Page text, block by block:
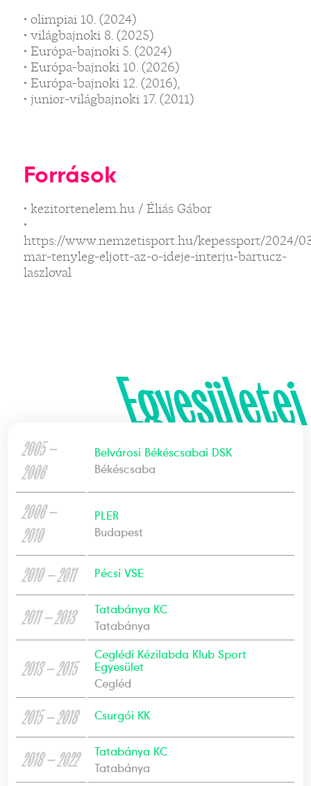
• olimpiai 10. (2024)
• világbajnoki 8. (2025)
• Európa-bajnoki 5. (2024)
• Európa-bajnoki 10. (2026)
• Európa-bajnoki 12. (2016),
• junior-világbajnoki 17. (2011)
Források
• kezitortenelem.hu / Éliás Gábor
•
https://www.nemzetisport.hu/kepessport/2024/
mar-tenyleg-eljott-az-o-ideje-interju-bartucz-
laszloval
Egyesületei
2005 —
2006
Belvárosi Békéscsabai DSK
Békéscsaba
2006 —
2010
PLER
Budapest
2010 — 2011 Pécsi VSE
2011 — 2013
Tatabánya KC
Tatabánya
2013 — 2015
Ceglédi Kézilabda Klub Sport
Egyesület
Cegléd
2015 — 2018 Csurgói KK
2018 — 2022
Tatabánya KC
Tatabánya